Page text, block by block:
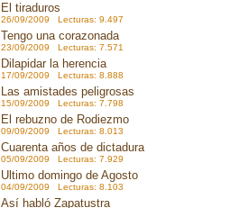
El tiraduros
26/09/2009 Lecturas: 9.497
Tengo una corazonada
23/09/2009 Lecturas: 7.571
Dilapidar la herencia
17/09/2009 Lecturas: 8.888
Las amistades peligrosas
15/09/2009 Lecturas: 7.798
El rebuzno de Rodiezmo
09/09/2009 Lecturas: 8.013
Cuarenta años de dictadura
05/09/2009 Lecturas: 7.929
Ultimo domingo de Agosto
04/09/2009 Lecturas: 8.103
Así habló Zapatustra